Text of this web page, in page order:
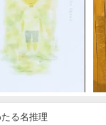
る名推理